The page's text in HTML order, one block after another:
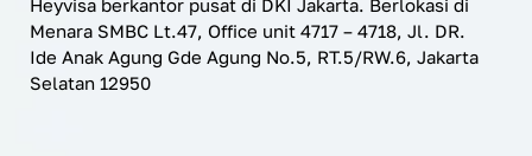
Heyvisa berkantor pusat di DKI Jakarta. Berlokasi di
Menara SMBC Lt.47, Office unit 4717 – 4718, Jl. DR.
Ide Anak Agung Gde Agung No.5, RT.5/RW.6, Jakarta
Selatan 12950